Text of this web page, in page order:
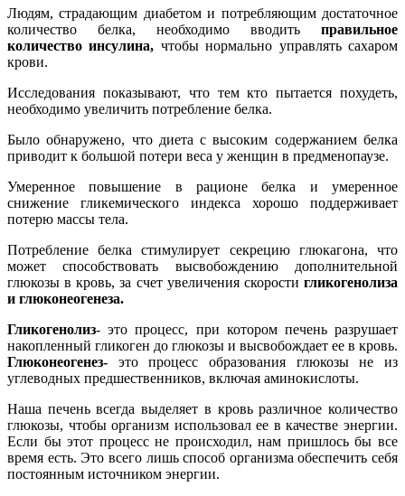
Людям, страдающим диабетом и потребляющим достаточное
количество белка, необходимо вводить правильное
количество инсулина, чтобы нормально управлять сахаром
крови.
Исследования показывают, что тем кто пытается похудеть,
необходимо увеличить потребление белка.
Было обнаружено, что диета с высоким содержанием белка
приводит к большой потери веса у женщин в предменопаузе.
Умеренное повышение в рационе белка и умеренное
снижение гликемического индекса хорошо поддерживает
потерю массы тела.
Потребление белка стимулирует секрецию глюкагона, что
может способствовать высвобождению дополнительной
глюкозы в кровь, за счет увеличения скорости гликогенолиза
и глюконеогенеза.
Гликогенолиз- это процесс, при котором печень разрушает
накопленный гликоген до глюкозы и высвобождает ее в кровь.
Глюконеогенез- это процесс образования глюкозы не из
углеводных предшественников, включая аминокислоты.
Наша печень всегда выделяет в кровь различное количество
глюкозы, чтобы организм использовал ее в качестве энергии.
Если бы этот процесс не происходил, нам пришлось бы все
время есть. Это всего лишь способ организма обеспечить себя
постоянным источником энергии.